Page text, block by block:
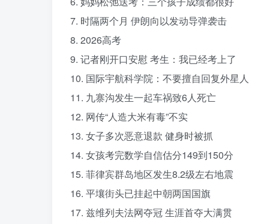
7. 时隔两个月 伊朗向以发动导弹袭击
8. 2026高考
9. 记者刚开口安慰 考生：我已经考上了
10. 国际宇航科学院：不要擅自回复外星人
11. 九寨沟发生一起车祸致6人死亡
12. 网传“人造大米有毒”不实
13. 女子多次恶意退款 健身时被抓
14. 女孩考完数学自信估分149到150分
15. 菲律宾群岛地区发生8.2级左右地震
16. 平壤街头已挂起中朝两国国旗
17. 兹维列夫法网夺冠 生涯首夺大满贯